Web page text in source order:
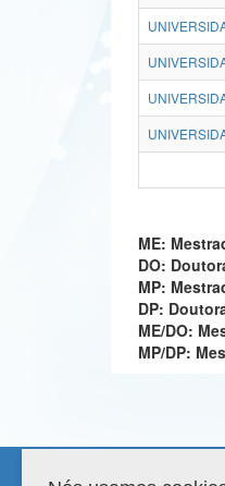
ME:
DO:
MP:
DP:
ME/DO:
MP/DP: